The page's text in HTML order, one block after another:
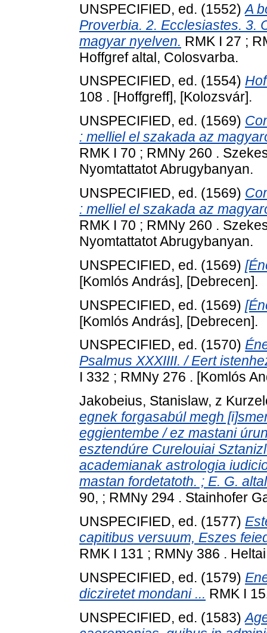
UNSPECIFIED, ed. (1552)A
Proverbia. 2. Ecclesiastes. 3.
magyar nyelven. RMK I 27 ;
Hoffgref altal, Colosvarba.
UNSPECIFIED, ed. (1554)
108 . [Hoffgreff], [Kolozsvár].
UNSPECIFIED, ed. (1569)
: melliel el szakada az
RMK I 70 ; RMNy 260 .
Nyomtattatot Abrugybanyan.
UNSPECIFIED, ed. (1569)
: melliel el szakada az
RMK I 70 ; RMNy 260 .
Nyomtattatot Abrugybanyan.
UNSPECIFIED, ed. (1569)
[Komlós András], [Debrecen].
UNSPECIFIED, ed. (1569)
[Komlós András], [Debrecen].
UNSPECIFIED, ed. (1570)
Psalmus XXXIIII. / Eert
I 332 ; RMNy 276 . [Komlós
Jakobeius, Stanislaw, z
egnek forgasabúl megh
eggientembe / ez mastani
esztendúre Curelouiai
academianak astrologia
mastan fordetatoth. ; E. G.
90, ; RMNy 294 . Stainhofer
UNSPECIFIED, ed. (1577)
capitibus versuum, Eszes
RMK I 131 ; RMNy 386 .
UNSPECIFIED, ed. (1579)
dicziretet mondani ... RMK I
UNSPECIFIED, ed. (1583)